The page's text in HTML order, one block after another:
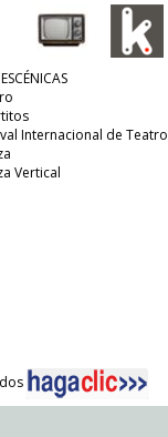
Internacional de Teatro
Vertical